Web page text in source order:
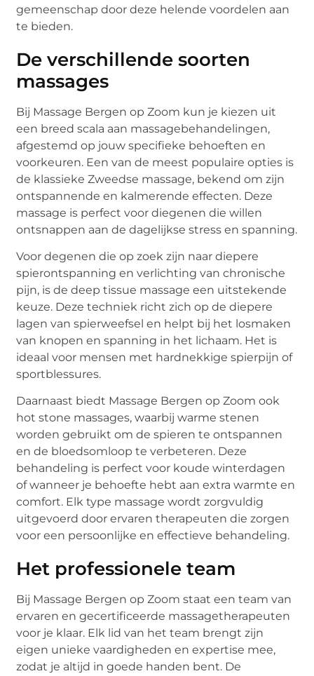
gemeenschap door deze helende voordelen aan
te bieden.
De verschillende soorten
massages
Bij Massage Bergen op Zoom kun je kiezen uit
een breed scala aan massagebehandelingen,
afgestemd op jouw specifieke behoeften en
voorkeuren. Een van de meest populaire opties is
de klassieke Zweedse massage, bekend om zijn
ontspannende en kalmerende effecten. Deze
massage is perfect voor diegenen die willen
ontsnappen aan de dagelijkse stress en spanning.
Voor degenen die op zoek zijn naar diepere
spierontspanning en verlichting van chronische
pijn, is de deep tissue massage een uitstekende
keuze. Deze techniek richt zich op de diepere
lagen van spierweefsel en helpt bij het losmaken
van knopen en spanning in het lichaam. Het is
ideaal voor mensen met hardnekkige spierpijn of
sportblessures.
Daarnaast biedt Massage Bergen op Zoom ook
hot stone massages, waarbij warme stenen
worden gebruikt om de spieren te ontspannen
en de bloedsomloop te verbeteren. Deze
behandeling is perfect voor koude winterdagen
of wanneer je behoefte hebt aan extra warmte en
comfort. Elk type massage wordt zorgvuldig
uitgevoerd door ervaren therapeuten die zorgen
voor een persoonlijke en effectieve behandeling.
Het professionele team
Bij Massage Bergen op Zoom staat een team van
ervaren en gecertificeerde massagetherapeuten
voor je klaar. Elk lid van het team brengt zijn
eigen unieke vaardigheden en expertise mee,
zodat je altijd in goede handen bent. De